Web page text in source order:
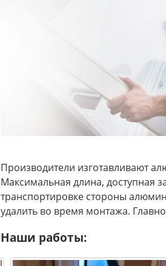
Производители изготавливают
Максимальная длина, доступная
транспортировке стороны
удалить во время монтажа.
Наши работы: